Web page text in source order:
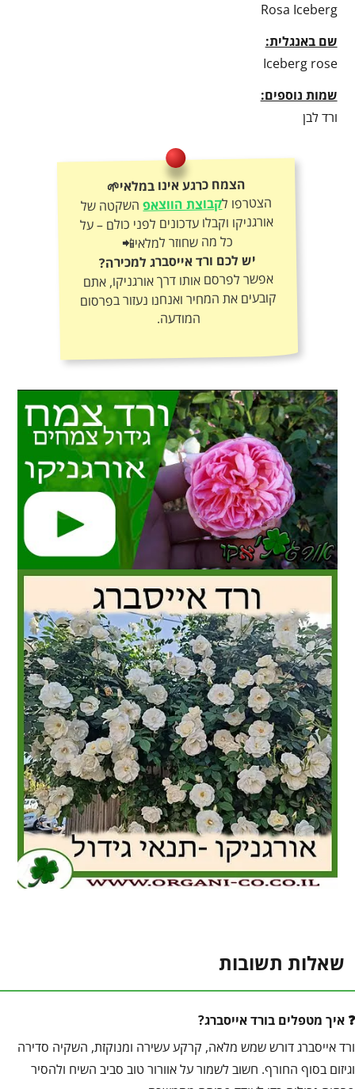
Rosa Iceberg
שם באנגלית:
Iceberg rose
שמות נוספים:
ורד לבן
הצמח כרגע אינו במלאי🌱
הצטרפו לקבוצת הווצאפהשקטה של
אורגניקו וקבלו עדכונים לפני כולם – על
כל מה שחוזר למלאי📲
יש לכם ורד אייסברג למכירה?
אפשר לפרסם אותו דרך אורגניקו, אתם
קובעים את המחיר ואנחנו נעזור בפרסום
המודעה.
שאלות תשובות
איך מטפלים בורד אייסברג?
ורד אייסברג דורש שמש מלאה, קרקע עשירה ומנוקזת, השקיה סדירה
וגיזום בסוף החורף. חשוב לשמור על אוורור טוב סביב השיח ולהסיר